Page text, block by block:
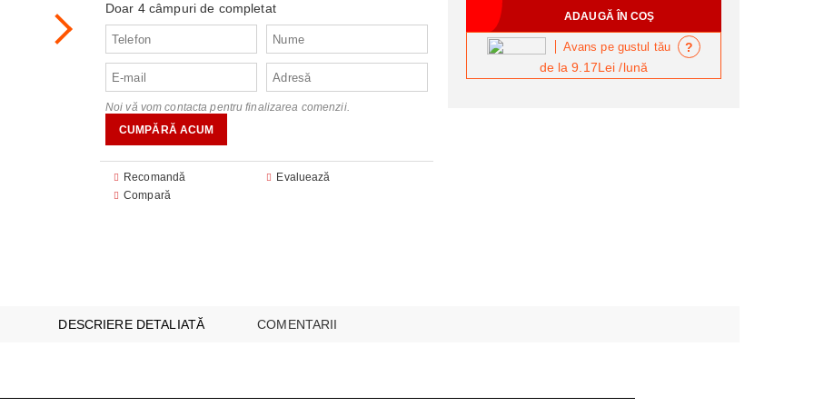
MICROUNDE
SI CUPTOARE INCORPORABILE
MULTICOOKERS
ȘI UMIDIFICATOARE
SUPRAVEGHERE ȘI SECURITATE
Doar 4 câmpuri de completat
Noi vă vom contacta pentru finalizarea comenzii.
Recomandă
Evaluează
Compară
de la9.17Lei/lună
Avans pe gustul tău ?
DESCRIERE DETALIATĂ COMENTARII